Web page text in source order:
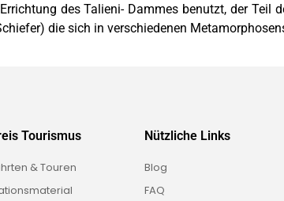
des Talieni- Dammes benutzt, der Teil
die sich in verschiedenen
Tourismus
& Touren
Nützliche Links
Blog
FAQ